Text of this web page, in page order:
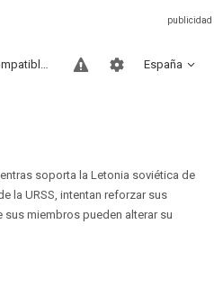
España
Sitios compatibles
soporta la Letonia soviética de
la URSS, intentan reforzar sus
sus miembros pueden alterar su